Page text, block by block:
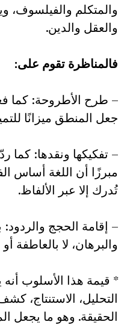
والمتكلم والفيلسوف،
والعقل والدين.
فالمناظرة تقوم على:
– طرح الأطروحة: كما
جعل المنطق ميزانًا
– تفكيكها ونقدها: كما
مبرزًا أن اللغة أساس
تُدرك إلا عبر الألفاظ.
– إقامة الحجج
والبرهان، لا بالعاطفة
* قيمة هذا الأسلوب
التحليل، الاستنتاج،
الحقيقة. وهو ما يجعل